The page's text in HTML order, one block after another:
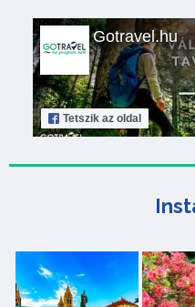
Gotravel.hu
Tetszik az oldal